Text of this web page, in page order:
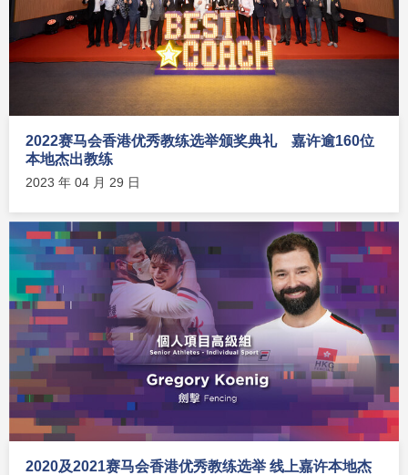
2022赛马会香港优秀教练选举颁奖典礼 嘉许逾160位
本地杰出教练
2023 年 04 月 29 日
2020及2021赛马会香港优秀教练选举 线上嘉许本地杰